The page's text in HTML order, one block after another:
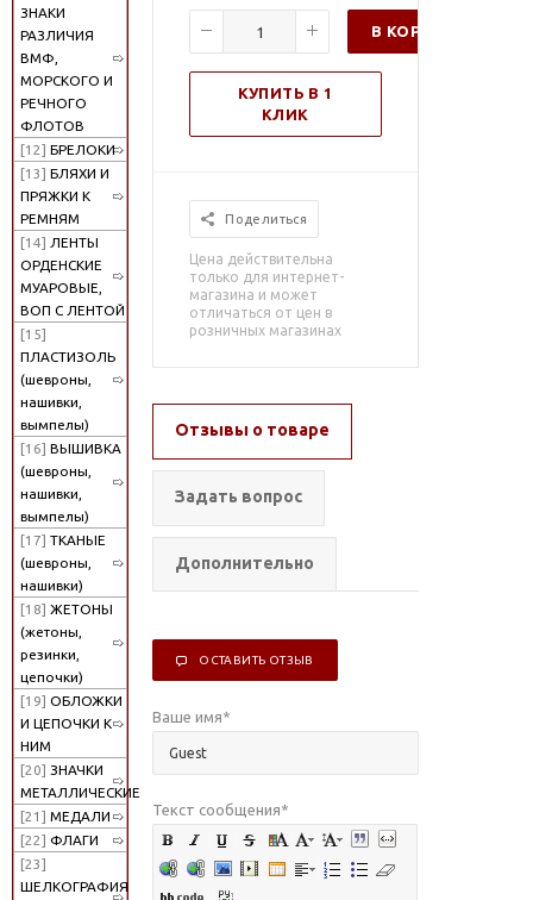
ЗНАКИ
РАЗЛИЧИЯ
ВМФ,
МОРСКОГО И
РЕЧНОГО
ФЛОТОВ
[12] БРЕЛОКИ
[13] БЛЯХИ И
ПРЯЖКИ К
РЕМНЯМ
[14] ЛЕНТЫ
ОРДЕНСКИЕ
МУАРОВЫЕ,
ВОП С ЛЕНТОЙ
[15]
ПЛАСТИЗОЛЬ
(шевроны,
нашивки,
вымпелы)
[16] ВЫШИВКА
(шевроны,
нашивки,
вымпелы)
[17] ТКАНЫЕ
(шевроны,
нашивки)
[18] ЖЕТОНЫ
(жетоны,
резинки,
цепочки)
[19] ОБЛОЖКИ
И ЦЕПОЧКИ К
НИМ
[20] ЗНАЧКИ
МЕТАЛЛИЧЕСКИЕ
[21] МЕДАЛИ
[22] ФЛАГИ
[23]
ШЕЛКОГРАФИЯ
В КОРЗИНУ
КУПИТЬ В 1
КЛИК
Поделиться
Цена действительна
только для интернет-
магазина и может
отличаться от цен в
розничных магазинах
Отзывы о товаре
Задать вопрос
Дополнительно
ОСТАВИТЬ ОТЗЫВ
Ваше имя*
Текст сообщения*